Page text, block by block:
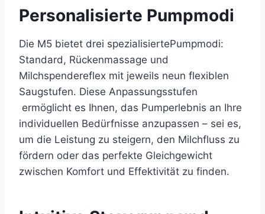
Personalisierte Pumpmodi
Die M5 bietet drei spezialisiertePumpmodi:
Standard, Rückenmassage und
Milchspendereflex mit jeweils neun flexiblen
Saugstufen. Diese Anpassungsstufen
ermöglicht es Ihnen, das Pumperlebnis an Ihre
individuellen Bedürfnisse anzupassen – sei es,
um die Leistung zu steigern, den Milchfluss zu
fördern oder das perfekte Gleichgewicht
zwischen Komfort und Effektivität zu finden.